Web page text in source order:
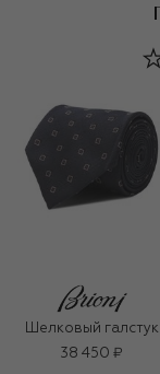
Шелковый галстук
38 450 ₽